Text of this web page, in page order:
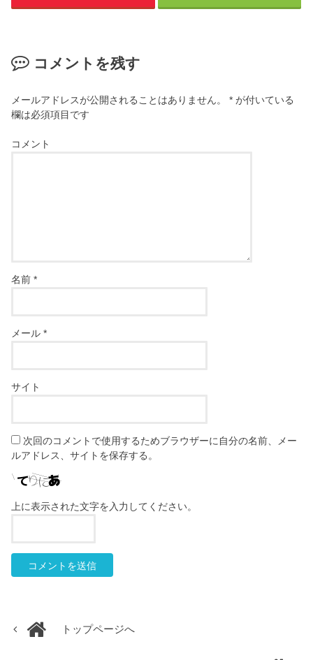
コメントを残す
メールアドレスが公開されることはありません。 * が付いている
欄は必須項目です
コメント
名前*
メール*
サイト
次回のコメントで使用するためブラウザーに自分の名前、メー
ルアドレス、サイトを保存する。
上に表示された文字を入力してください。
トップページへ